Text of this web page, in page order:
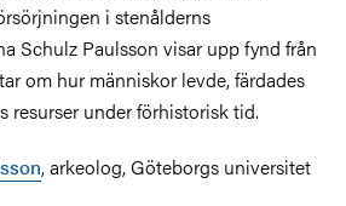
i stenålderns
Schulz Paulsson visar upp fynd från
om hur människor levde, färdades
resurser under förhistorisk tid.
, arkeolog, Göteborgs universitet